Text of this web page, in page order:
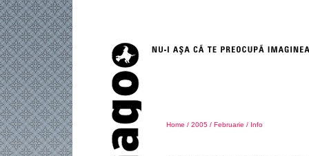
Home / 2005 / Februarie / Info